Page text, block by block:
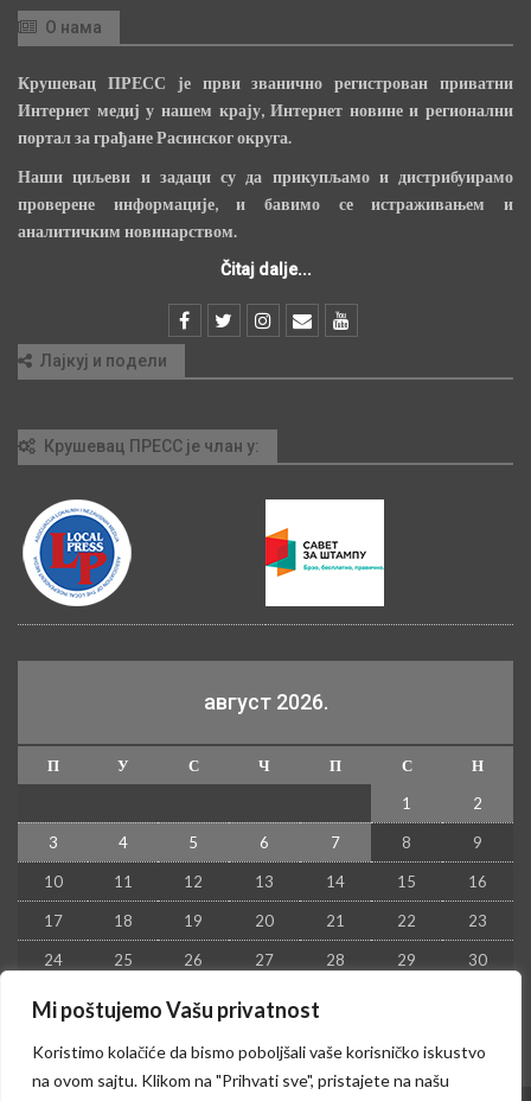
Mi poštujemo Vašu privatnost
Koristimo kolačiće da bismo poboljšali vaše korisničko iskustvo
na ovom sajtu. Klikom na "Prihvati sve", pristajete na našu
О нама
Крушевац ПРЕСС је први званично регистрован приватни
Интернет медиј у нашем крају, Интернет новине и регионални
портал за грађане Расинског округа.
Наши циљеви и задаци су да прикупљамо и дистрибуирамо
проверене информације, и бавимо се истраживањем и
аналитичким новинарством.
Čitaj dalje...
Лајкуј и подели
Крушевац ПРЕСС је члан у:
август 2026.
П У С Ч П С
Н
1
2
3 4 5 6 7 8 9
10 11 12 13 14 15 16
17 18 19 20 21 22 23
24 25 26 27 28 29 30
31